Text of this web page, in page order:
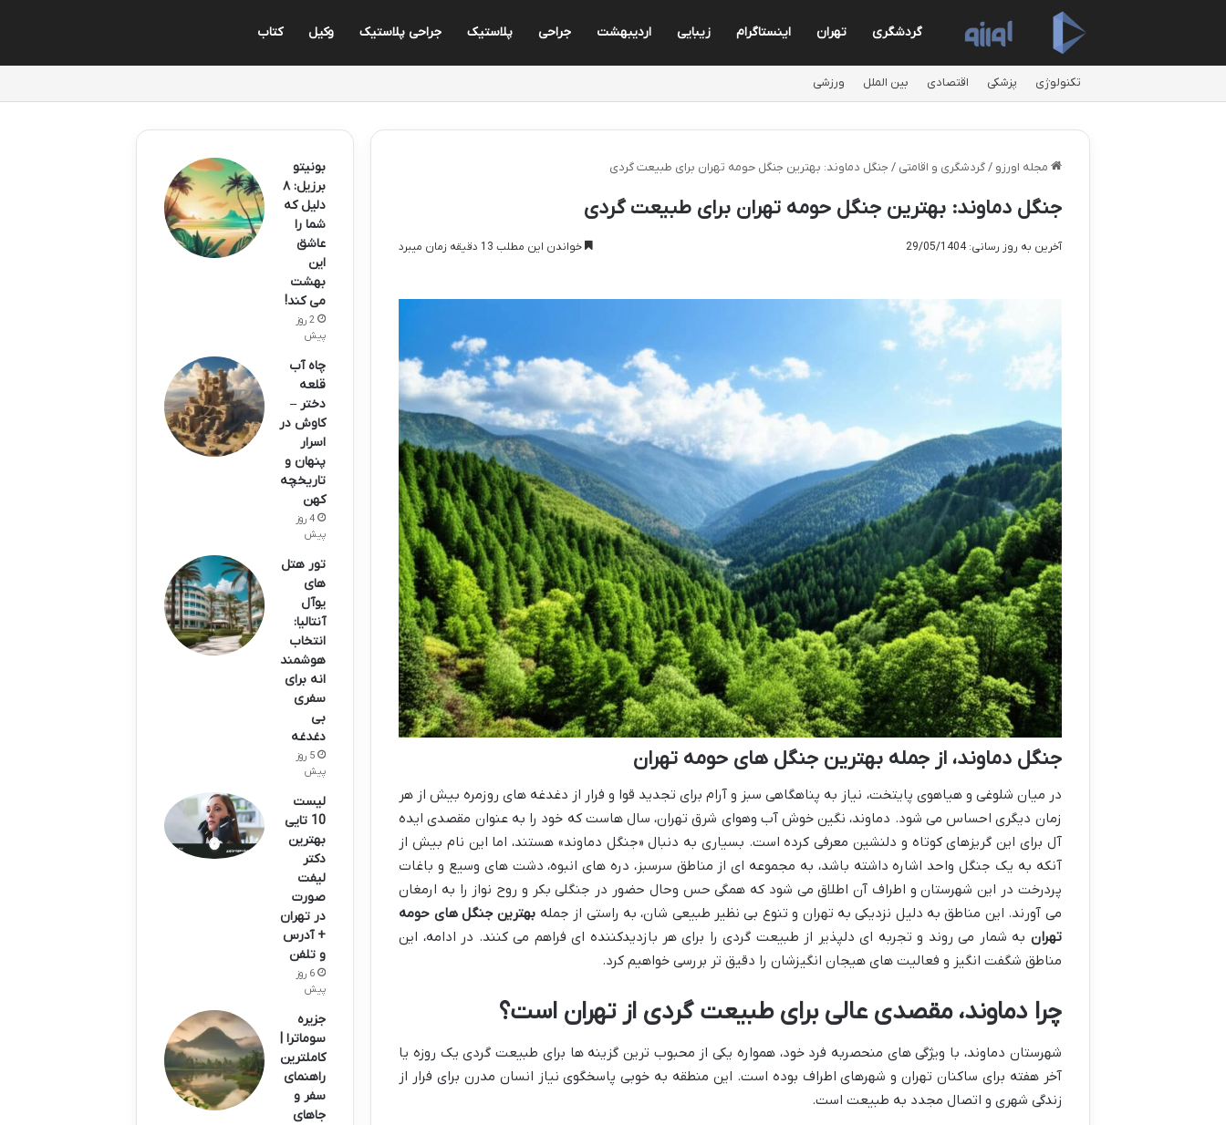
گردشگری تهران اینستاگرام زیبایی اردیبهشت جراحی پلاستیک جراحی پلاستیک وکیل کتاب
تکنولوژی پزشکی اقتصادی بین الملل ورزشی
مجله اورزو / گردشگری و اقامتی / جنگل دماوند: بهترین جنگل حومه تهران برای طبیعت گردی
جنگل دماوند: بهترین جنگل حومه تهران برای طبیعت گردی
آخرین به روز رسانی: 29/05/1404 خواندن این مطلب 13 دقیقه زمان میبرد
جنگل دماوند، از جمله بهترین جنگل های حومه تهران
در میان شلوغی و هیاهوی پایتخت، نیاز به پناهگاهی سبز و آرام برای تجدید قوا و فرار از دغدغه های روزمره بیش از هر
زمان دیگری احساس می شود. دماوند، نگین خوش آب وهوای شرق تهران، سال هاست که خود را به عنوان مقصدی ایده
آل برای این گریزهای کوتاه و دلنشین معرفی کرده است. بسیاری به دنبال «جنگل دماوند» هستند، اما این نام بیش از
آنکه به یک جنگل واحد اشاره داشته باشد، به مجموعه ای از مناطق سرسبز، دره های انبوه، دشت های وسیع و باغات
پردرخت در این شهرستان و اطراف آن اطلاق می شود که همگی حس وحال حضور در جنگلی بکر و روح نواز را به ارمغان
می آورند. این مناطق به دلیل نزدیکی به تهران و تنوع بی نظیر طبیعی شان، به راستی از جمله بهترین جنگل های حومه
تهران به شمار می روند و تجربه ای دلپذیر از طبیعت گردی را برای هر بازدیدکننده ای فراهم می کنند. در ادامه، این
مناطق شگفت انگیز و فعالیت های هیجان انگیزشان را دقیق تر بررسی خواهیم کرد.
چرا دماوند، مقصدی عالی برای طبیعت گردی از تهران است؟
شهرستان دماوند، با ویژگی های منحصربه فرد خود، همواره یکی از محبوب ترین گزینه ها برای طبیعت گردی یک روزه یا
آخر هفته برای ساکنان تهران و شهرهای اطراف بوده است. این منطقه به خوبی پاسخگوی نیاز انسان مدرن برای فرار از
زندگی شهری و اتصال مجدد به طبیعت است.
بونیتو
برزیل: ۸
دلیل که
شما را
عاشق
این
بهشت
می کند!
2 روز
پیش
چاه آب
قلعه
دختر –
کاوش در
اسرار
پنهان و
تاریخچه
کهن
4 روز
پیش
تور هتل
های
یوآل
آنتالیا:
انتخاب
هوشمند
انه برای
سفری
بی
دغدغه
5 روز
پیش
لیست
10 تایی
بهترین
دکتر
لیفت
صورت
در تهران
+ آدرس
و تلفن
6 روز
پیش
جزیره
سوماترا |
کاملترین
راهنمای
سفر و
جاهای